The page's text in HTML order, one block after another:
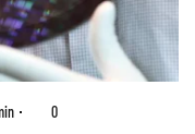
0